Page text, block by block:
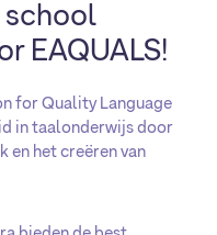
school
EAQUALS!
for Quality Language
in taalonderwijs door
en het creëren van